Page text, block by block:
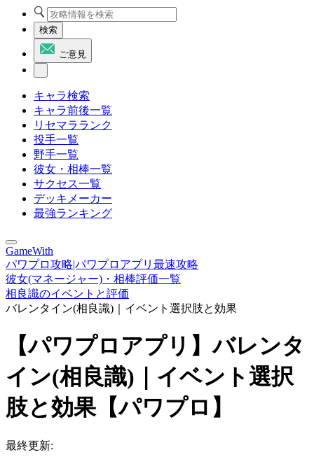
検索
ご意見
キャラ検索
キャラ前後一覧
リセマラランク
投手一覧
野手一覧
彼女・相棒一覧
サクセス一覧
デッキメーカー
最強ランキング
GameWith
パワプロ攻略|パワプロアプリ最速攻略
彼女(マネージャー)・相棒評価一覧
相良識のイベントと評価
バレンタイン(相良識)｜イベント選択肢と効果
【パワプロアプリ】バレンタ
イン(相良識)｜イベント選択
肢と効果【パワプロ】
最終更新: